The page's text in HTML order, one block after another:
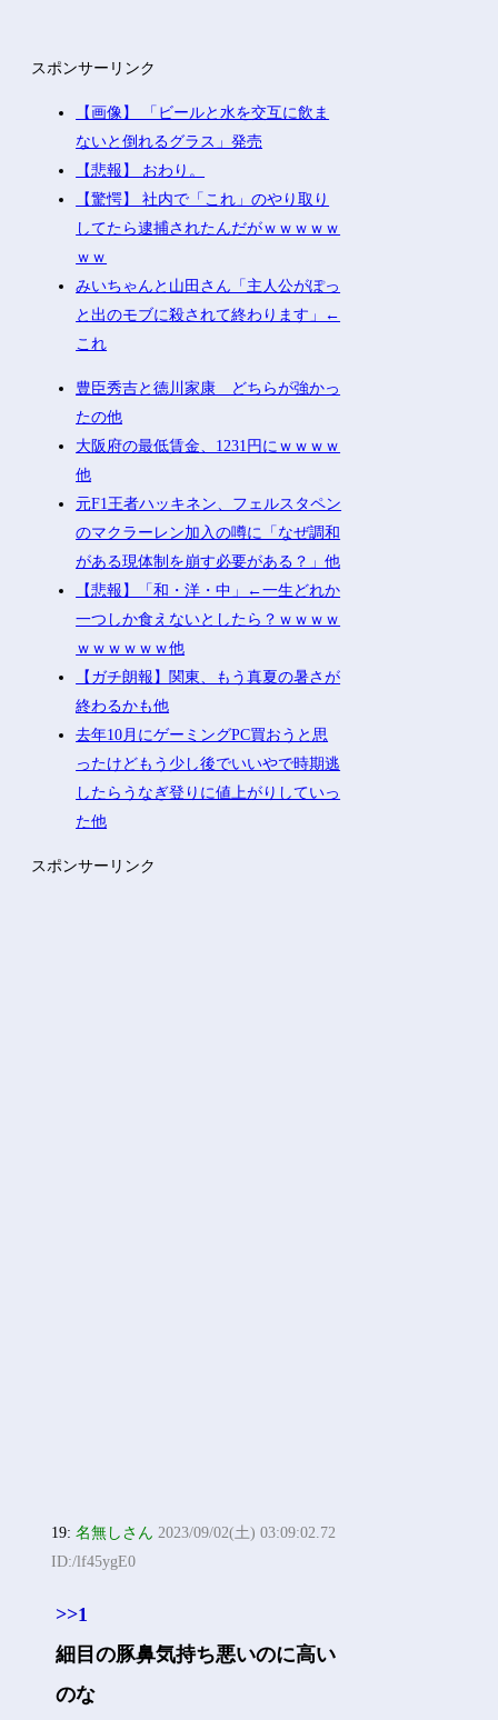
スポンサーリンク
【画像】 「ビールと水を交互に飲ま
ないと倒れるグラス」発売
【悲報】 おわり。
【驚愕】 社内で「これ」のやり取り
してたら逮捕されたんだがｗｗｗｗｗ
ｗｗ
みいちゃんと山田さん「主人公がぽっ
と出のモブに殺されて終わります」←
これ
豊臣秀吉と徳川家康 どちらが強かっ
たの他
大阪府の最低賃金、1231円にｗｗｗｗ
他
元F1王者ハッキネン、フェルスタペン
のマクラーレン加入の噂に「なぜ調和
がある現体制を崩す必要がある？」他
【悲報】「和・洋・中」←一生どれか
一つしか食えないとしたら？ｗｗｗｗ
ｗｗｗｗｗｗ他
【ガチ朗報】関東、もう真夏の暑さが
終わるかも他
去年10月にゲーミングPC買おうと思
ったけどもう少し後でいいやで時期逃
したらうなぎ登りに値上がりしていっ
た他
スポンサーリンク
19:名無しさん 2023/09/02(土) 03:09:02.72
ID:/lf45ygE0
>>1
細目の豚鼻気持ち悪いのに高い
のな